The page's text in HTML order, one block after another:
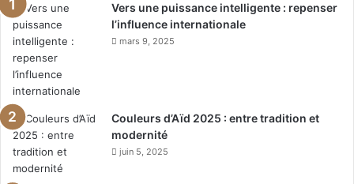
Vers une puissance intelligente : repenser
l’influence internationale
mars 9, 2025
Couleurs d’Aïd 2025 : entre tradition et
modernité
juin 5, 2025